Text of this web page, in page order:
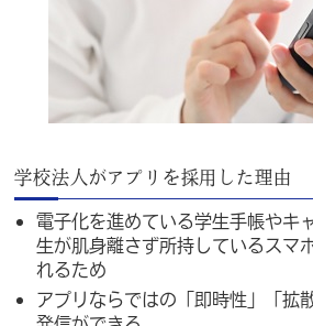
学校法人がアプリを採用した理由
電子化を進めている学生手帳やキ
生が肌身離さず所持しているスマ
れるため
アプリならではの「即時性」「拡